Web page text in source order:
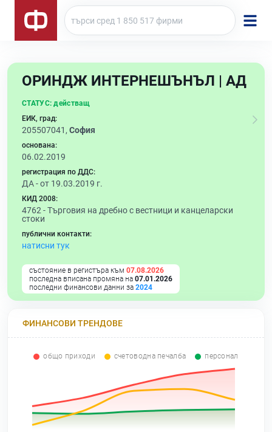
ОРИНДЖ ИНТЕРНЕШЪНЪЛ | АД
СТАТУС: действащ
ЕИК, град:
205507041, София
основана:
06.02.2019
регистрация по ДДС:
ДА - от 19.03.2019 г.
КИД 2008:
4762 -Търговия на дребно с вестници и канцеларски
стоки
публични контакти:
натисни тук
състояние в регистъра към 07.08.2026
последна вписана промяна на 07.01.2026
последни финансови данни за 2024
ФИНАНСОВИ ТРЕНДОВЕ
общо приходи счетоводна печалба персонал